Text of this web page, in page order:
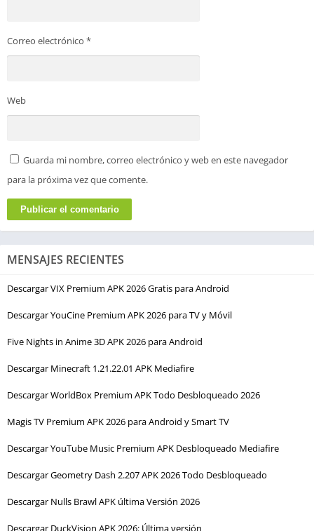
Correo electrónico *
Web
Guarda mi nombre, correo electrónico y web en este navegador
para la próxima vez que comente.
MENSAJES RECIENTES
Descargar VIX Premium APK 2026 Gratis para Android
Descargar YouCine Premium APK 2026 para TV y Móvil
Five Nights in Anime 3D APK 2026 para Android
Descargar Minecraft 1.21.22.01 APK Mediafire
Descargar WorldBox Premium APK Todo Desbloqueado 2026
Magis TV Premium APK 2026 para Android y Smart TV
Descargar YouTube Music Premium APK Desbloqueado Mediafire
Descargar Geometry Dash 2.207 APK 2026 Todo Desbloqueado
Descargar Nulls Brawl APK última Versión 2026
Descargar DuckVision APK 2026: Última versión